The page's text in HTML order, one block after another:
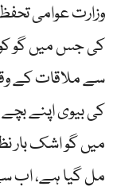
وزارت عوامی
کی جس میں گو
سے ملاقات کے
کی بیوی اپنے بچے
میں گو اشک بار
مل گیا ہے، اب